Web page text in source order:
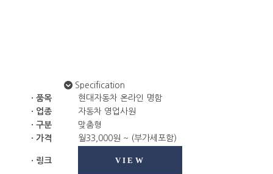
Specification
· 품목
현대자동차 온라인 명함
· 업종
자동차 영업사원
· 구분
맞춤형
· 가격
월33,000원 ~ (부가세포함)
· 링크 VIEW